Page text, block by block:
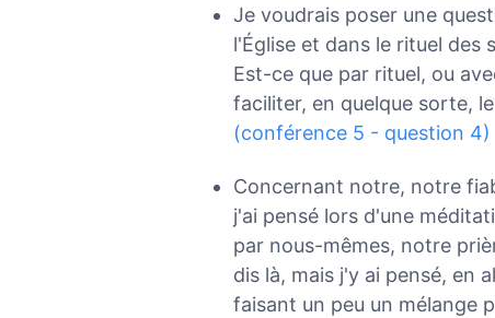
Je voudrais poser une
l'Église et dans le rituel des
Est-ce que par rituel, ou
faciliter, en quelque sorte,
(conférence 5 - question 4)
Concernant notre, notre
j'ai pensé lors d'une
par nous-mêmes, notre
dis là, mais j'y ai pensé, en
faisant un peu un mélange